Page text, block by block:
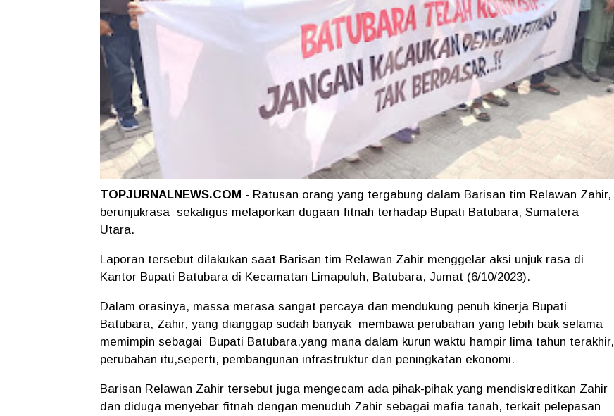
TOPJURNALNEWS.COM - Ratusan orang yang tergabung dalam Barisan tim Relawan Zahir,
berunjukrasa sekaligus melaporkan dugaan fitnah terhadap Bupati Batubara, Sumatera
Utara.
Laporan tersebut dilakukan saat Barisan tim Relawan Zahir menggelar aksi unjuk rasa di
Kantor Bupati Batubara di Kecamatan Limapuluh, Batubara, Jumat (6/10/2023).
Dalam orasinya, massa merasa sangat percaya dan mendukung penuh kinerja Bupati
Batubara, Zahir, yang dianggap sudah banyak membawa perubahan yang lebih baik selama
memimpin sebagai Bupati Batubara,yang mana dalam kurun waktu hampir lima tahun terakhir,
perubahan itu,seperti, pembangunan infrastruktur dan peningkatan ekonomi.
Barisan Relawan Zahir tersebut juga mengecam ada pihak-pihak yang mendiskreditkan Zahir
dan diduga menyebar fitnah dengan menuduh Zahir sebagai mafia tanah, terkait pelepasan